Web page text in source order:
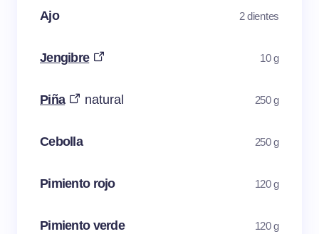
Ajo 2 dientes
Jengibre 10 g
Piña natural 250 g
Cebolla 250 g
Pimiento rojo 120 g
Pimiento verde 120 g